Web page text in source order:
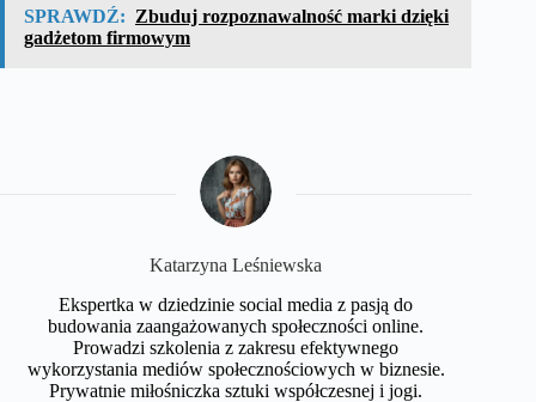
SPRAWDŹ: Zbuduj rozpoznawalność marki dzięki
gadżetom firmowym
Katarzyna Leśniewska
Ekspertka w dziedzinie social media z pasją do
budowania zaangażowanych społeczności online.
Prowadzi szkolenia z zakresu efektywnego
wykorzystania mediów społecznościowych w biznesie.
Prywatnie miłośniczka sztuki współczesnej i jogi.